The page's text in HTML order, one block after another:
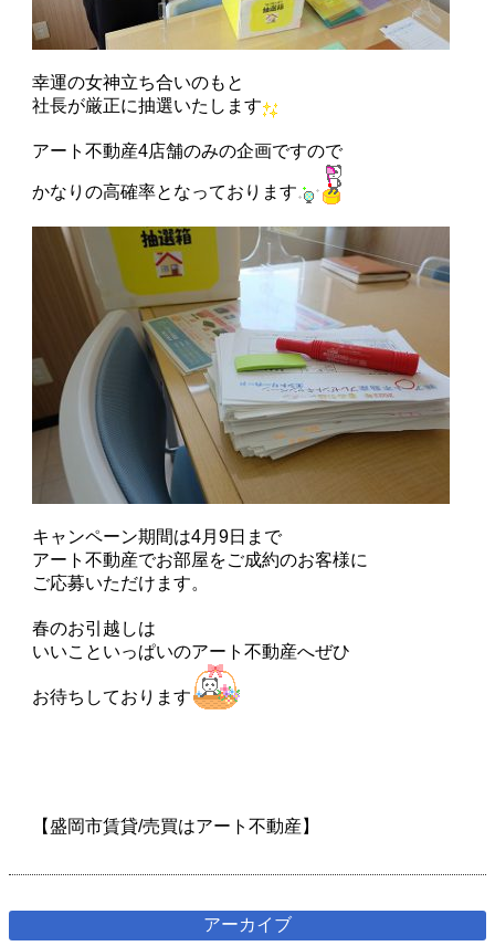
幸運の女神立ち合いのもと
社長が厳正に抽選いたします
アート不動産4店舗のみの企画ですので
かなりの高確率となっております
キャンペーン期間は4月9日まで
アート不動産でお部屋をご成約のお客様に
ご応募いただけます。
春のお引越しは
いいこといっぱいのアート不動産へぜひ
お待ちしております
【盛岡市賃貸/売買はアート不動産】
アーカイブ